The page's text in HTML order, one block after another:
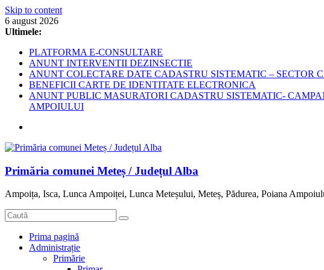
Skip to content
6 august 2026
Ultimele:
PLATFORMA E-CONSULTARE
ANUNT INTERVENTII DEZINSECTIE
ANUNT COLECTARE DATE CADASTRU SISTEMATIC – SECTOR
BENEFICII CARTE DE IDENTITATE ELECTRONICA
ANUNT PUBLIC MASURATORI CADASTRU SISTEMATIC-
AMPOIULUI
Primăria comunei Meteș / Județul Alba
Ampoița, Isca, Lunca Ampoiței, Lunca Meteșului, Meteș, Pădurea, Poiana
Prima pagină
Administrație
Primărie